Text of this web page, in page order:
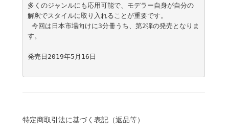
多くのジャンルにも応用可能で、モデラー自身が自分の
解釈でスタイルに取り入れることが重要です。
今回は日本市場向けに3分冊うち、第2弾の発売となりま
す。
発売日2019年5月16日
特定商取引法に基づく表記（返品等）